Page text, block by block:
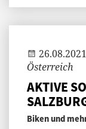
26.08.2021
Österreich
AKTIVE
Biken und